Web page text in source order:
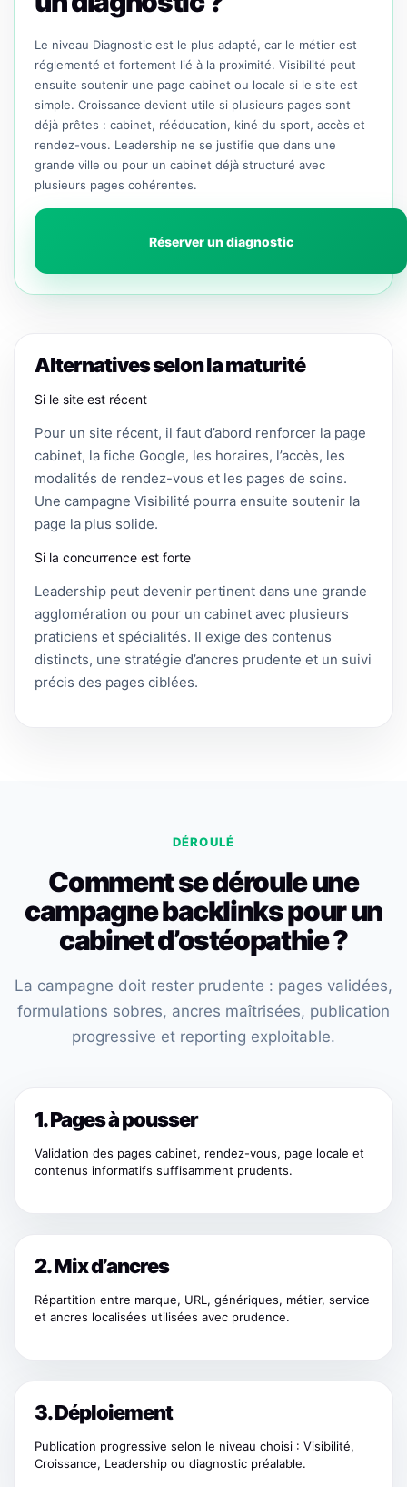
Le niveau Diagnostic est le plus adapté, car le métier est
réglementé et fortement lié à la proximité. Visibilité peut
ensuite soutenir une page cabinet ou locale si le site est
simple. Croissance devient utile si plusieurs pages sont
déjà prêtes : cabinet, rééducation, kiné du sport, accès et
rendez-vous. Leadership ne se justifie que dans une
grande ville ou pour un cabinet déjà structuré avec
plusieurs pages cohérentes.
Réserver un diagnostic
Alternatives selon la maturité
Si le site est récent
Pour un site récent, il faut d’abord renforcer la page
cabinet, la fiche Google, les horaires, l’accès, les
modalités de rendez-vous et les pages de soins.
Une campagne Visibilité pourra ensuite soutenir la
page la plus solide.
Si la concurrence est forte
Leadership peut devenir pertinent dans une grande
agglomération ou pour un cabinet avec plusieurs
praticiens et spécialités. Il exige des contenus
distincts, une stratégie d’ancres prudente et un suivi
précis des pages ciblées.
DÉROULÉ
Comment se déroule une
campagne backlinks pour un
cabinet d’ostéopathie ?
La campagne doit rester prudente : pages validées,
formulations sobres, ancres maîtrisées, publication
progressive et reporting exploitable.
1. Pages à pousser
Validation des pages cabinet, rendez-vous, page locale et
contenus informatifs suffisamment prudents.
2. Mix d’ancres
Répartition entre marque, URL, génériques, métier, service
et ancres localisées utilisées avec prudence.
3. Déploiement
Publication progressive selon le niveau choisi : Visibilité,
Croissance, Leadership ou diagnostic préalable.